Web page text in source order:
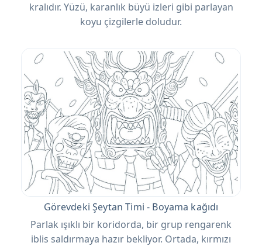
kralıdır. Yüzü, karanlık büyü izleri gibi parlayan
koyu çizgilerle doludur.
Görevdeki Şeytan Timi - Boyama kağıdı
Parlak ışıklı bir koridorda, bir grup rengarenk
iblis saldırmaya hazır bekliyor. Ortada, kırmızı